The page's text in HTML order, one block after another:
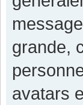
grande,
avatars